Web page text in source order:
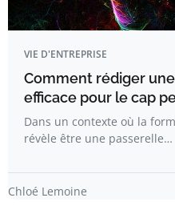
VIE D'ENTREPRISE
Comment rédiger
efficace pour le cap
Dans un contexte où la
révèle être une passerelle…
Chloé Lemoine